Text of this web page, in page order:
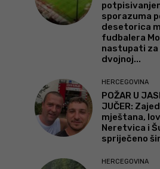
sporazuma
desetorica
fudbalera
nastupati za
dvojnoj...
HERCEGOVINA
POŽAR U
JUČER:
mještana,
Neretvica i
spriječeno
HERCEGOVINA